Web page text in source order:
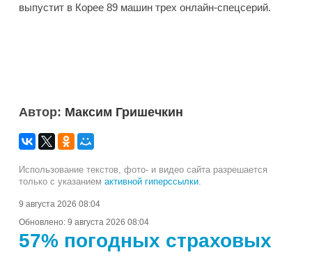
выпустит в Корее 89 машин трех онлайн-спецсерий.
Автор: Максим Гришечкин
Использование текстов, фото- и видео сайта разрешается
только с указанием активной гиперссылки
9 августа 2026 08:04
Обновлено: 9 августа 2026 08:04
57% погодных страховых